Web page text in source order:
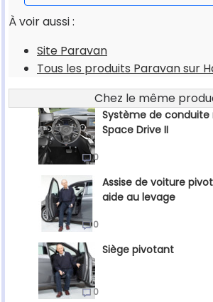
À voir aussi :
Site Paravan
Tous les produits Paravan sur
Chez le même
Système de conduite
Space Drive II
0
Assise de voiture
aide au levage
0
Siège pivotant
0